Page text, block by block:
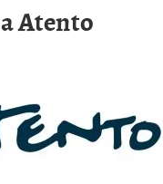
Atento